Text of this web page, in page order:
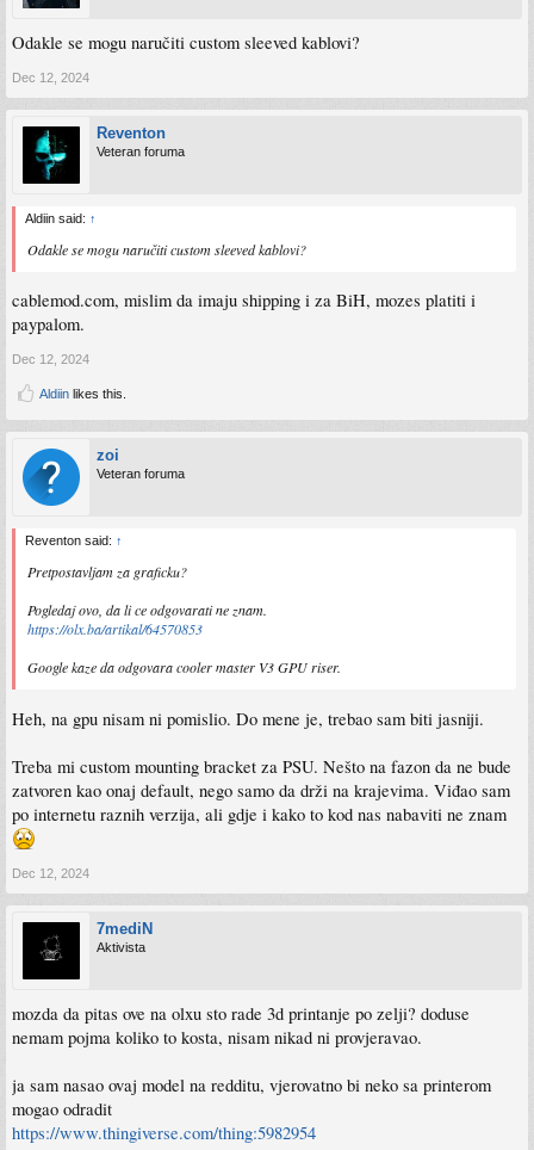
Odakle se mogu naručiti custom sleeved kablovi?
Dec 12, 2024
Reventon
Veteran foruma
Aldiin said: ↑
Odakle se mogu naručiti custom sleeved kablovi?
cablemod.com, mislim da imaju shipping i za BiH, mozes platiti i
paypalom.
Dec 12, 2024
Aldiin likes this.
zoi
Veteran foruma
Reventon said: ↑
Pretpostavljam za graficku?
Pogledaj ovo, da li ce odgovarati ne znam.
https://olx.ba/artikal/64570853
Google kaze da odgovara cooler master V3 GPU riser.
Heh, na gpu nisam ni pomislio. Do mene je, trebao sam biti jasniji.
Treba mi custom mounting bracket za PSU. Nešto na fazon da ne bude
zatvoren kao onaj default, nego samo da drži na krajevima. Viđao sam
po internetu raznih verzija, ali gdje i kako to kod nas nabaviti ne znam
Dec 12, 2024
7mediN
Aktivista
mozda da pitas ove na olxu sto rade 3d printanje po zelji? doduse
nemam pojma koliko to kosta, nisam nikad ni provjeravao.
ja sam nasao ovaj model na redditu, vjerovatno bi neko sa printerom
mogao odradit
https://www.thingiverse.com/thing:5982954